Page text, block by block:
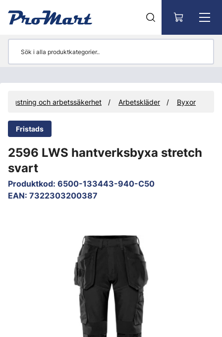
och arbetssäkerhet Arbetskläder Byxor
Fristads
2596 LWS hantverksbyxa stretch
svart
Produktkod: 6500-133443-940-C50
EAN: 7322303200387